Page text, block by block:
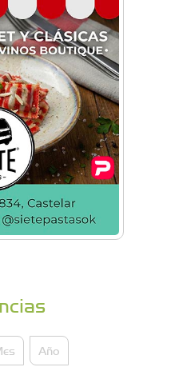
reunió autos, motos y
Campo de Mayo
Año